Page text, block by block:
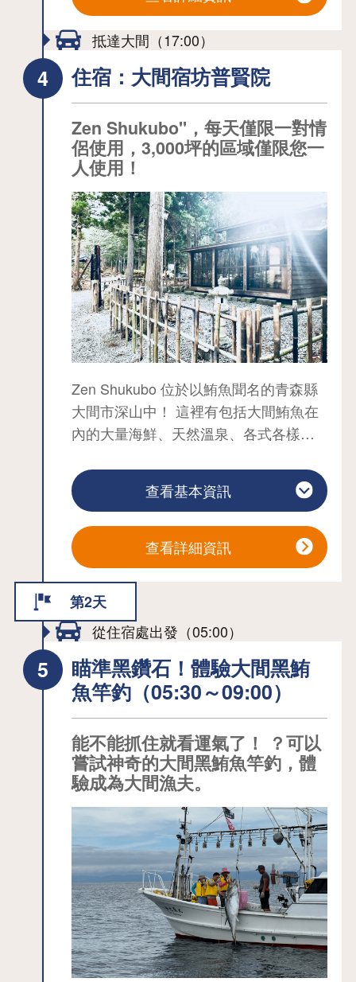
雷團成立至今的珍貴文獻。
日本館（2 號館） 建於 1914 年，是前
海軍大湊餘部的軍官官邸。 現在被指定
為市有形文化財，是文化活動和交流的
設施。
安土館 該設施的內部和外部設計靈感
來自於前海軍大湊港部的實際建築，讓
人聯想到明治和大正時代。 館內設有原
創商品等銷售區，以及多功能社交室
（需收費）。
觀海亭 從海拔 55 公尺的展望台可以眺
望下方的睦津灣、八甲田山脈、白崎地
區，以及蘆崎（沙嘴）美麗的自然景觀
和停泊在蘆崎灣的海上自衛隊軍艦。
當地美食 (1) 海軍丸子：據說海軍丸子
是根據海軍的食譜製作的，起源於大
分。 這些海軍炸丸子是根據 1908 年增
補和修訂的《海軍炸丸子技術參考書》
複製和烹調的，市內的商店遵循這本參
考書中的食譜，使用稱為 het 的牛肉油
(ii) 大湊海上自衛隊咖哩飯：海上自衛
隊有每逢星期五吃咖哩飯的習俗，因為
在航行途中，外面的景色很少改變，會
讓人失去一周幾天的感覺。 在睦市，您
可以品嚐到各單位根據自己獨特的秘方
所選出的咖哩，例如大湊海上自衛隊大
湊基地所屬的船隻。自 1902 年原水兵大
湊水雷開鑿以來，睦津市大湊地區作為
重要港口經歷了快速的轉型和發展。 戰
爭結束後，海上自衛隊大湊地區隊成
立，該地區成為北部的重要防禦基地。
明治時代的海軍設施散佈在水源池公園
和海上自衛隊大湊地區部隊周圍，保留
了當時的遺跡。 該市將整個地區開發為
「北方的守護者--大湊」。 從 JR 大湊
車站開車約 10 分鐘即可到達此區。 也
有志願導遊帶遊客參觀此區域（4 月中旬
至 11 月底的週六、週日和公眾假期。
其他日期依需求而定）。 提供義工導遊
服務（4 月中旬至 11 月底的週六、週日
及公眾假期，其他日期依需求而定）。
舊大湊水源地供水設施 這座石造建築
位於睦津市內著名的櫻花觀賞地，縣內
1, Osorezan 大祭典 (7 月 20-24 日) - 每
年都有許多的朝聖者參加，祭典中會有
糧儀式。
2、Osorezan 秋季朝聖（連續 3 天假
期，最後一天為運動會日）- 秋季朝聖期
間會舉行 Daisegaki 紀念儀式和 Dai
Hannya 祈禱儀式。有關 2022 年的資
訊，請洽詢。
3.Shojin ryori - 可在 Jikido Shukubo 餐
廳享用 Shojin ryori（素食）。 允許人
數：五人以上的團體（*需至少提前一週
預約）。 費用：每人 2,500 日圓 (*需
另付入場費 500 日圓)。 諮詢：
費用和詳細資訊截至 2022 年 7 月 11
日。
抵達大間（17:00）
住宿：大間宿坊普賢院
Zen Shukubo"，每天僅限一對情
侶使用，3,000坪的區域僅限您一
人使用！
Zen Shukubo 位於以鮪魚聞名的青森縣
大間市深山中！ 這裡有包括大間鮪魚在
內的大量海鮮、天然溫泉、各式各樣的
的體驗。 在深山中的禪寺、充滿自然氣
息的漁村，讓您的心靈得到休息，培養
活在 「現在 」的活力，如何？
查看基本資訊
查看詳細資訊
第2天
從住宿處出發（05:00）
瞄準黑鑽石！體驗大間黑鮪
魚竿釣（05:30～09:00）
能不能抓住就看運氣了！ ？可以
嘗試神奇的大間黑鮪魚竿釣，體
驗成為大間漁夫。